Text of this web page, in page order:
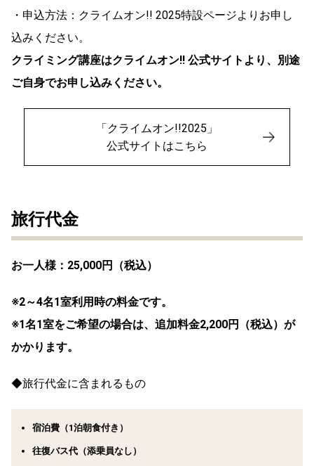
・申込方法：クライムオン!! 2025特設ページよりお申し
込みください。
クライミング講座はクライムオン!! 公式サイトより、別途
ご自身でお申し込みください。
「クライムオン!!2025」
公式サイトはこちら
旅行代金
お一人様：25,000円（税込）
※2～4名1室利用時の料金です。
※1名1室をご希望の場合は、追加料金2,200円（税込）が
かかります。
◆旅行代金に含まれるもの
宿泊費（1泊朝食付き）
往復バス代（添乗員なし）